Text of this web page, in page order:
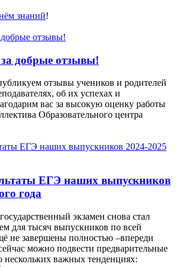
знаний!
добрые отзывы!
отзывы учеников и родителей
об их успехах и
вас за высокую оценку работы
Образовательного центра
ЕГЭ наших выпускников
года
экзамен снова стал
для тысяч выпускников по всей
не завершены полностью –впереди
можно подвести предварительные
нескольких важных тенденциях: